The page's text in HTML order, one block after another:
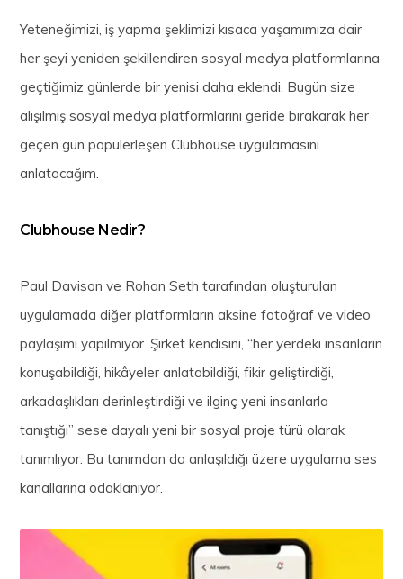
Yeteneğimizi, iş yapma şeklimizi kısaca yaşamımıza dair
her şeyi yeniden şekillendiren sosyal medya platformlarına
geçtiğimiz günlerde bir yenisi daha eklendi. Bugün size
alışılmış sosyal medya platformlarını geride bırakarak her
geçen gün popülerleşen Clubhouse uygulamasını
anlatacağım.
Clubhouse Nedir?
Paul Davison ve Rohan Seth tarafından oluşturulan
uygulamada diğer platformların aksine fotoğraf ve video
paylaşımı yapılmıyor. Şirket kendisini, “her yerdeki insanların
konuşabildiği, hikâyeler anlatabildiği, fikir geliştirdiği,
arkadaşlıkları derinleştirdiği ve ilginç yeni insanlarla
tanıştığı” sese dayalı yeni bir sosyal proje türü olarak
tanımlıyor. Bu tanımdan da anlaşıldığı üzere uygulama ses
kanallarına odaklanıyor.